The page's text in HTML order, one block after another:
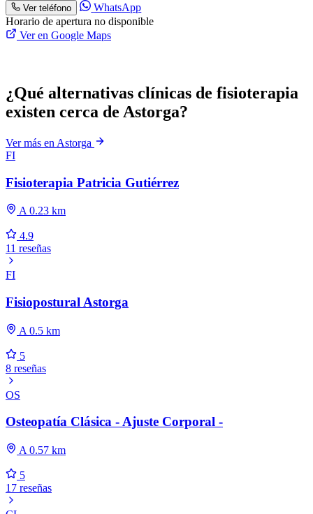
Ver teléfono
WhatsApp
Horario de apertura no disponible
Ver en Google Maps
¿Qué alternativas clínicas de fisioterapia
existen cerca de Astorga?
Ver más en Astorga
FI
Fisioterapia Patricia Gutiérrez
A 0.23 km
4.9
11 reseñas
FI
Fisiopostural Astorga
A 0.5 km
5
8 reseñas
OS
Osteopatía Clásica - Ajuste Corporal -
A 0.57 km
5
17 reseñas